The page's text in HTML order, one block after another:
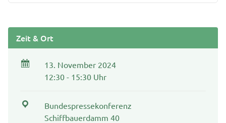
Zeit & Ort
13. November 2024
12:30 - 15:30 Uhr
Bundespressekonferenz
Schiffbauerdamm 40